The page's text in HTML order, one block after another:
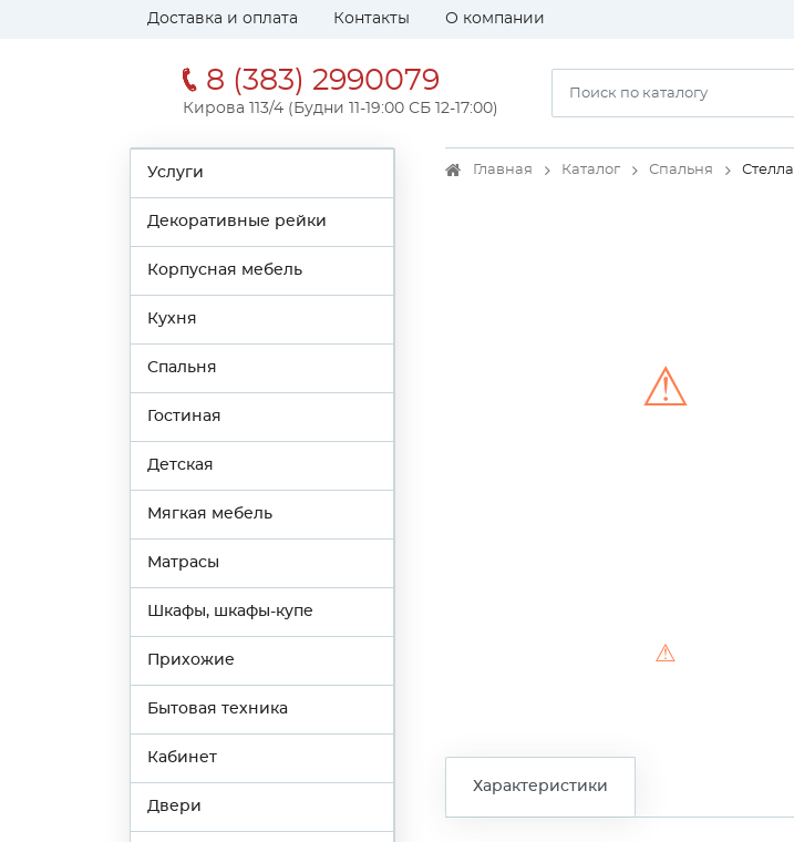
Доставка и оплата Контакты О компании
8 (383) 2990079
Кирова 113/4 (Будни 11-19:00 СБ 12-17:00)
Услуги
Декоративные рейки
Корпусная мебель
Кухня
Спальня
Гостиная
Детская
Мягкая мебель
Матрасы
Шкафы, шкафы-купе
Прихожие
Бытовая техника
Кабинет
Двери
Главная Каталог Спальня
⚠
⚠
Характеристики